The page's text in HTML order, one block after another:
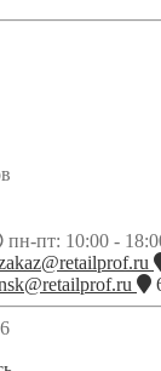
пн-пт: 10:00 -